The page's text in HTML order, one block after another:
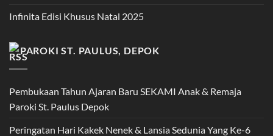
Infinita Edisi Khusus Natal 2025
PAROKI ST. PAULUS, DEPOK
Pembukaan Tahun Ajaran Baru SEKAMI Anak & Remaja
Paroki St. Paulus Depok
Peringatan Hari Kakek Nenek & Lansia Sedunia Yang Ke-6